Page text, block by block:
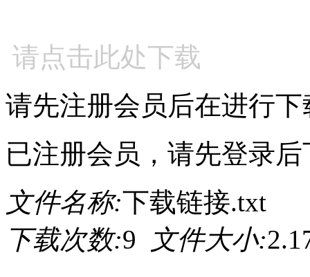
请点击此处下载
请先注册会员后在进行下
已注册会员，请先登录后
文件名称:下载链接.txt
下载次数:9 文件大小: